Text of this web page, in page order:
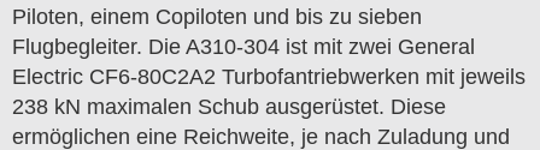
Piloten, einem Copiloten und bis zu sieben
Flugbegleiter. Die A310-304 ist mit zwei General
Electric CF6-80C2A2 Turbofantriebwerken mit jeweils
238 kN maximalen Schub ausgerüstet. Diese
ermöglichen eine Reichweite, je nach Zuladung und